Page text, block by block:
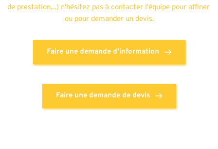
de prestation,...) n'hésitez pas à contacter l'équipe pour affiner
ou pour demander un devis.
Faire une demande d'information
Faire une demande de devis